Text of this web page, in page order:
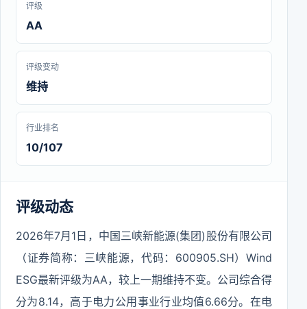
评级
AA
评级变动
维持
行业排名
10/107
评级动态
2026年7月1日，中国三峡新能源(集团)股份有限公司
（证券简称：三峡能源，代码：600905.SH）Wind
ESG最新评级为AA，较上一期维持不变。公司综合得
分为8.14，高于电力公用事业行业均值6.66分。在电